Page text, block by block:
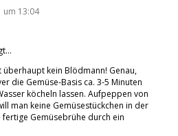
um 13:04
überhaupt kein Blödmann! Genau,
die Gemüse-Basis ca. 3-5 Minuten
köcheln lassen. Aufpeppen von
man keine Gemüsestückchen in der
fertige Gemüsebrühe durch ein